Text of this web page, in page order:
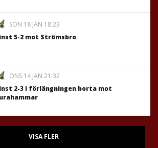
SÖN 18 JAN 18:23
5-2 mot Strömsbro
ONS 14 JAN 21:32
2-3 i förlängningen borta mot
VISA FLER